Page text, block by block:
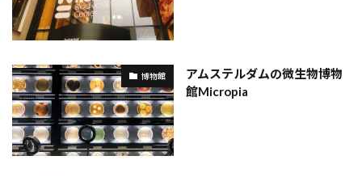
博物館
アムステルダムの微生物博物
館Micropia